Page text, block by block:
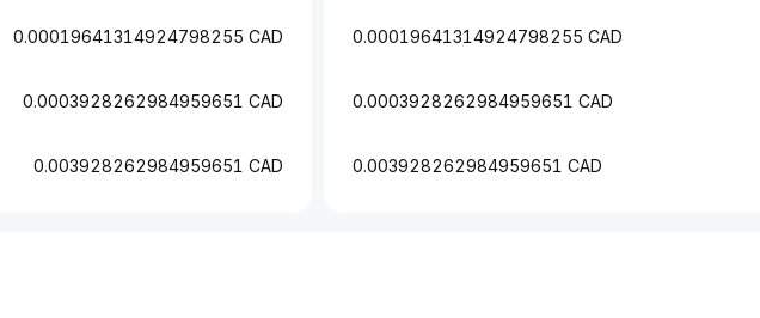
0.00019641314924798255 CAD
0.0003928262984959651 CAD
0.003928262984959651 CAD
0.00019641314924798255 CAD
0.0003928262984959651 CAD
0.003928262984959651 CAD